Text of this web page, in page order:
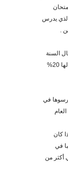
الذي يدرس
.
السنة
في
كان
في
أكثر من